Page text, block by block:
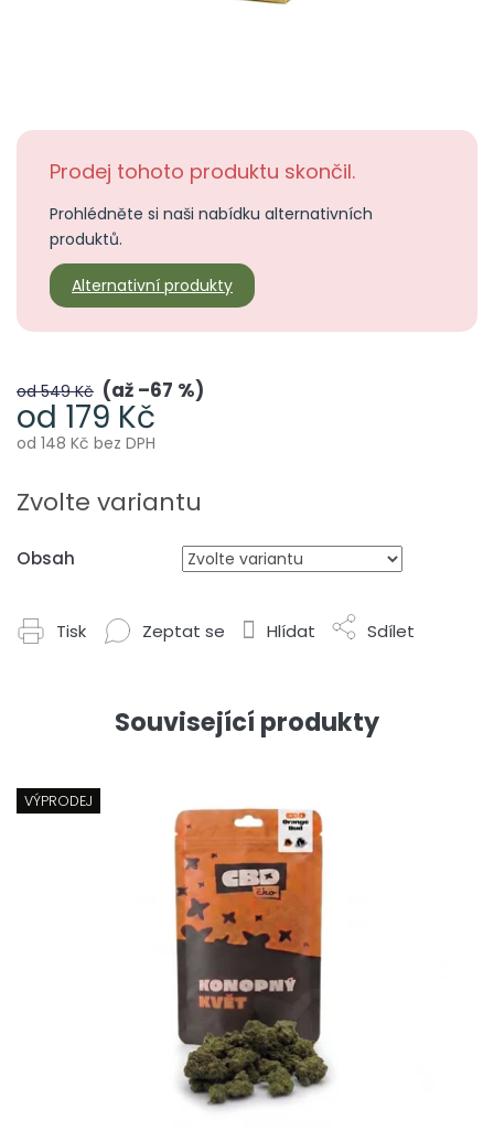
od 549 Kč až –67 %
od 179 Kč
od 148 Kč bez DPH
cena:
Zvolte variantu
Obsah
Prodej tohoto produktu skončil.
Prohlédněte si naši nabídku alternativních
produktů.
Alternativní produkty
Tisk Zeptat se Hlídat Sdílet
Související produkty
VÝPRODEJ